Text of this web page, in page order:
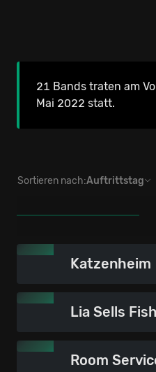
21 Bands traten am
Mai 2022 statt.
Sortieren nach:Auftrittstag
Katzenheim
Lia Sells Fish
Room